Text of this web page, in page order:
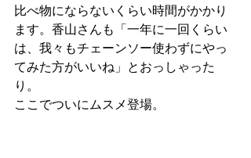
比べ物にならないくらい時間がかかり
ます。香山さんも「一年に一回くらい
は、我々もチェーンソー使わずにやっ
てみた方がいいね」とおっしゃった
り。
ここでついにムスメ登場。